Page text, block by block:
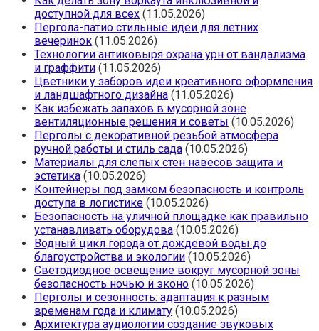
доступной для всех (11.05.2026)
Пергола-патио стильные идеи для летних
вечеринок (11.05.2026)
Технологии антиковыря охрана урн от вандализма
и граффити (11.05.2026)
Цветники у заборов идеи креативного оформления
и ландшафтного дизайна (11.05.2026)
Как избежать запахов в мусорной зоне
вентиляционные решения и советы (10.05.2026)
Перголы с декоративной резьбой атмосфера
ручной работы и стиль сада (10.05.2026)
Материалы для слепых стен навесов защита и
эстетика (10.05.2026)
Контейнеры под замком безопасность и контроль
доступа в логистике (10.05.2026)
Безопасность на уличной площадке как правильно
устанавливать оборудова (10.05.2026)
Водный цикл города от дождевой воды до
благоустройства и экологии (10.05.2026)
Светодиодное освещение вокруг мусорной зоны
безопасность ночью и эконо (10.05.2026)
Перголы и сезонность: адаптация к разным
временам года и климату (10.05.2026)
Архитектура аудиологии создание звуковых